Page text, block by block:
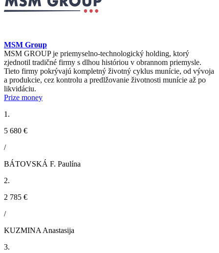
MSM Group
MSM GROUP je priemyselno-technologický holding, ktorý
zjednotil tradičné firmy s dlhou históriou v obrannom priemysle.
Tieto firmy pokrývajú kompletný životný cyklus munície, od vývoja
a produkcie, cez kontrolu a predlžovanie životnosti munície až po
likvidáciu.
Prize money
1.
5 680 €
/
BÁTOVSKÁ F. Paulína
2.
2 785 €
/
KUZMINA Anastasija
3.